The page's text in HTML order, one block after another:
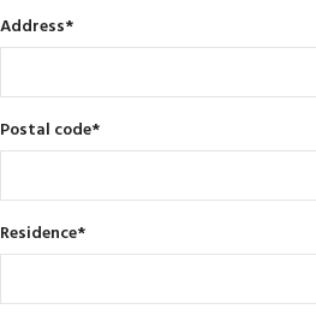
Address*
Postal code*
Residence*